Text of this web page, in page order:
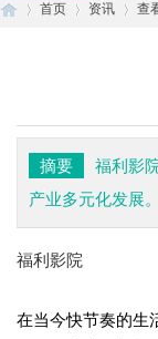
首页 资讯 查
摘要
福利影
产业多元化发展。
福利影院
在当今快节奏的生